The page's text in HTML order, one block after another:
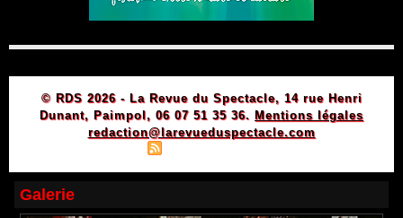
© RDS 2026 - La Revue du Spectacle, 14 rue Henri
Dunant, Paimpol, 06 07 51 35 36. Mentions légales
redaction@larevueduspectacle.com
Galerie